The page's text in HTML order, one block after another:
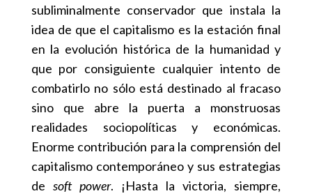
subliminalmente conservador que instala la
idea de que el capitalismo es la estación final
en la evolución histórica de la humanidad y
que por consiguiente cualquier intento de
combatirlo no sólo está destinado al fracaso
sino que abre la puerta a monstruosas
realidades sociopolíticas y económicas.
Enorme contribución para la comprensión del
capitalismo contemporáneo y sus estrategias
de soft power. ¡Hasta la victoria, siempre,